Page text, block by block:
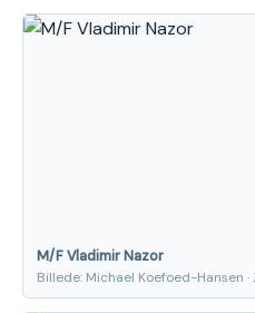
M/F Vladimir Nazor
Billede: Michael Koefoed-Hansen